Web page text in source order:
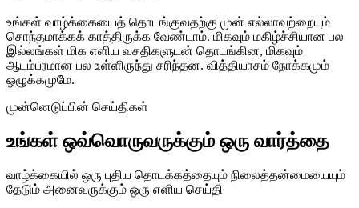
உங்கள் வாழ்க்கையைத் தொடங்குவதற்கு முன் எல்லாவற்றையும்
சொந்தமாக்கக் காத்திருக்க வேண்டாம். மிகவும் மகிழ்ச்சியான பல
இல்லங்கள் மிக எளிய வசதிகளுடன் தொடங்கின, மிகவும்
ஆடம்பரமான பல உள்ளிருந்து சரிந்தன. வித்தியாசம் நோக்கமும்
ஒழுக்கமுமே.
முன்னெடுப்பின் செய்திகள்
உங்கள் ஒவ்வொருவருக்கும் ஒரு வார்த்தை
வாழ்க்கையில் ஒரு புதிய தொடக்கத்தையும் நிலைத்தன்மையையும்
தேடும் அனைவருக்கும் ஒரு எளிய செய்தி